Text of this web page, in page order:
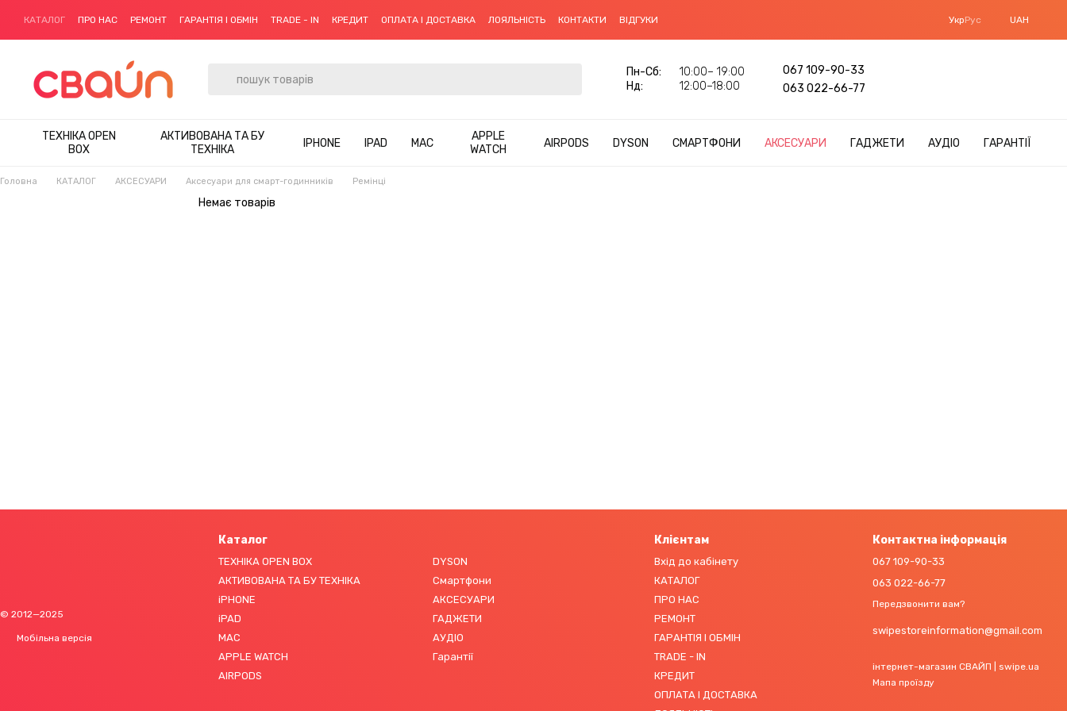
КАТАЛОГ ПРО НАС РЕМОНТ ГАРАНТІЯ І ОБМІН TRADE - IN КРЕДИТ ОПЛАТА І ДОСТАВКА ЛОЯЛЬНІСТЬ КОНТАКТИ ВІДГУКИ УкрРус UAH
Пн-Cб:
10:00– 19:00
Нд:
12:00–18:00
067 109-90-33
063 022-66-77
ТЕХНІКА OPEN
BOX
АКТИВОВАНА ТА БУ
ТЕХНІКА
IPHONE IPAD MAC
APPLE
WATCH
AIRPODS DYSON СМАРТФОНИ АКСЕСУАРИ ГАДЖЕТИ АУДІО ГАРАНТІЇ
Головна КАТАЛОГ АКСЕСУАРИ Аксесуари для смарт-годинників Ремінці
Немає товарів
© 2012—2025
Мобільна версія
Каталог
ТЕХНІКА OPEN BOX
АКТИВОВАНА ТА БУ ТЕХНІКА
iPHONE
iPAD
MAC
APPLE WATCH
AIRPODS
DYSON
Смартфони
АКСЕСУАРИ
ГАДЖЕТИ
АУДІО
Гарантії
Клієнтам
Вхід до кабінету
КАТАЛОГ
ПРО НАС
РЕМОНТ
ГАРАНТІЯ І ОБМІН
TRADE - IN
КРЕДИТ
ОПЛАТА І ДОСТАВКА
Контактна інформація
067 109-90-33
063 022-66-77
Передзвонити вам?
swipestoreinformation@gmail.com
інтернет-магазин СВАЙП | swipe.ua
Мапа проїзду